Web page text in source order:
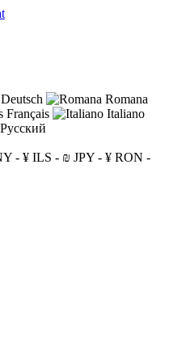
Deutsch
Romana
Français
Italiano
Русский
- ¥ ILS - ₪ JPY - ¥ RON -